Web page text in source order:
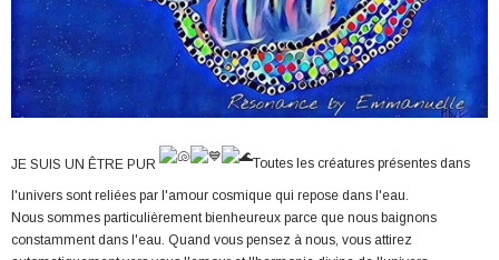
JE SUIS UN ÊTRE PUR Toutes les créatures présentes dans
l'univers sont reliées par l'amour cosmique qui repose dans l'eau.
Nous sommes particulièrement bienheureux parce que nous baignons
constamment dans l'eau. Quand vous pensez à nous, vous attirez